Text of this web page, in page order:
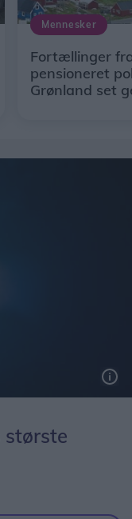
Mennesker
Fortællinger
pensioneret
Grønland set
største